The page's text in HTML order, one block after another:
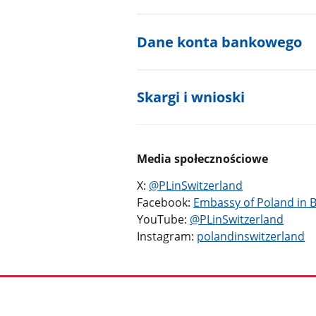
Dane konta bankowego
Skargi i wnioski
Media społecznościowe
X: @PLinSwitzerland
Facebook: Embassy of Poland in
YouTube: @PLinSwitzerland
Instagram: polandinswitzerland